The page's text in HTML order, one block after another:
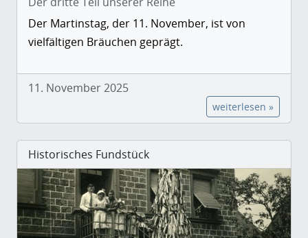
Der Martinstag, der 11. November, ist von
vielfältigen Bräuchen geprägt.
11. November 2025
weiterlesen »
Historisches Fundstück